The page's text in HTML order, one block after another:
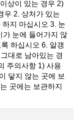
상이 있는 경우 2)
우 2. 상처가 있는
지 마십시오 3. 눈
가 눈에 들어가지 않
하십시오 6. 알갱
대로 남아있는 경
주의사항 1) 사용
닿지 않는 곳에 보
곳에는 보관하지